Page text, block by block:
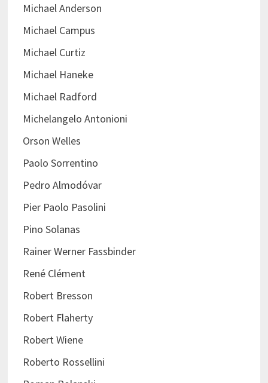
Michael Anderson
Michael Campus
Michael Curtiz
Michael Haneke
Michael Radford
Michelangelo Antonioni
Orson Welles
Paolo Sorrentino
Pedro Almodóvar
Pier Paolo Pasolini
Pino Solanas
Rainer Werner Fassbinder
René Clément
Robert Bresson
Robert Flaherty
Robert Wiene
Roberto Rossellini